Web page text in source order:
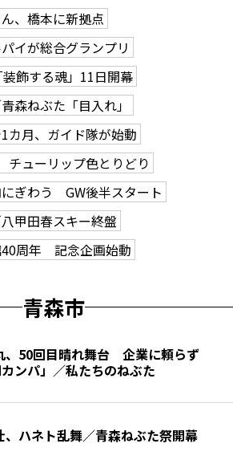
、橋本に新拠点
イが総合グランプリ
飾する魂」11日開幕
森ねぶた「目入れ」
カ月、ガイド隊が始動
ューリップ色とりどり
ぎわう GW後半スタート
甲田春スキー終盤
40周年 記念企画始動
青森市
、50回目晴れ舞台 企業に頼らず
カンパ」／私たちのねぶた
、ハネト乱舞／青森ねぶた祭開幕